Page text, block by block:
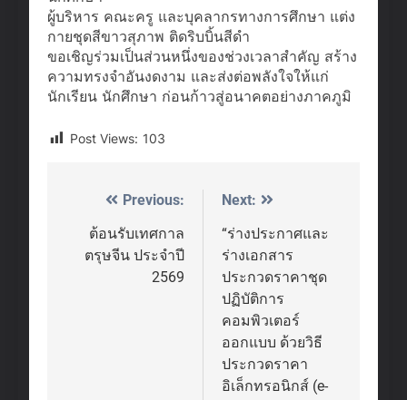
ผู้บริหาร คณะครู และบุคลากรทางการศึกษา แต่ง
กายชุดสีขาวสุภาพ ติดริบบิ้นสีดำ
ขอเชิญร่วมเป็นส่วนหนึ่งของช่วงเวลาสำคัญ สร้าง
ความทรงจำอันงดงาม และส่งต่อพลังใจให้แก่
นักเรียน นักศึกษา ก่อนก้าวสู่อนาคตอย่างภาคภูมิ
Post Views: 103
Post
navigation
Previous:
ต้อนรับเทศกาล
ตรุษจีน ประจำปี
2569
Next:
“ร่างประกาศและ
ร่างเอกสาร
ประกวดราคาชุด
ปฏิบัติการ
คอมพิวเตอร์
ออกแบบ ด้วยวิธี
ประกวดราคา
อิเล็กทรอนิกส์ (e-